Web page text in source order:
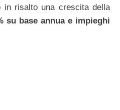
in risalto una crescita della
su base annua e impieghi